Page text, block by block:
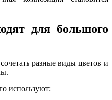
для большого
разные виды цветов и
используют: